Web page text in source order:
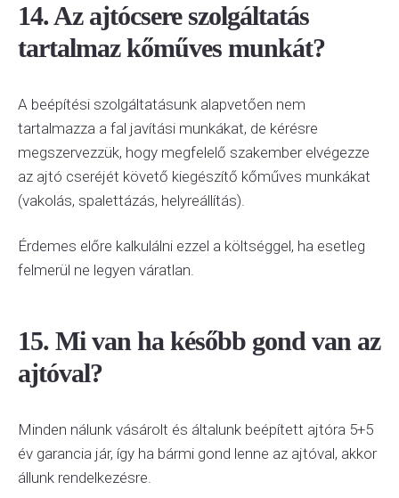
14. Az ajtócsere szolgáltatás
tartalmaz kőműves munkát?
A beépítési szolgáltatásunk alapvetően nem
tartalmazza a fal javítási munkákat, de kérésre
megszervezzük, hogy megfelelő szakember elvégezze
az ajtó cseréjét követő kiegészítő kőműves munkákat
(vakolás, spalettázás, helyreállítás).
Érdemes előre kalkulálni ezzel a költséggel, ha esetleg
felmerül ne legyen váratlan.
15. Mi van ha később gond van az
ajtóval?
Minden nálunk vásárolt és általunk beépített ajtóra 5+5
év garancia jár, így ha bármi gond lenne az ajtóval, akkor
állunk rendelkezésre.